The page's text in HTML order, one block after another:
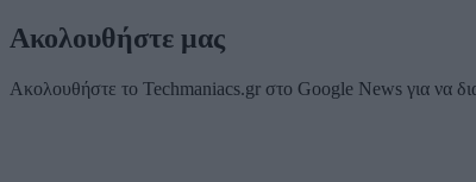
Ακολουθήστε μας
Ακολουθήστε το Techmaniacs.gr στο Google News για να